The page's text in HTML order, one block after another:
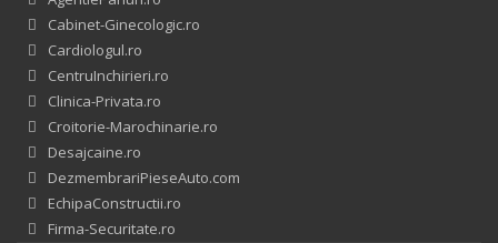
Cabinet-Ginecologic.ro
Cardiologul.ro
CentruInchirieri.ro
Clinica-Privata.ro
Croitorie-Marochinarie.ro
Desajcaine.ro
DezmembrariPieseAuto.com
EchipaConstructii.ro
Firma-Securitate.ro